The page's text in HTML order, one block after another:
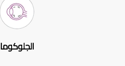
الجلوكوما